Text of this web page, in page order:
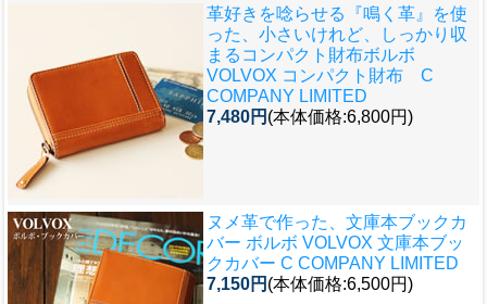
革好きを唸らせる『鳴く革』を使
った、小さいけれど、しっかり収
まるコンパクト財布ボルボ
VOLVOX コンパクト財布 C
COMPANY LIMITED
7,480円 (本体価格:6,800円)
ヌメ革で作った、文庫本ブックカ
バー ボルボ VOLVOX 文庫本ブッ
クカバー C COMPANY LIMITED
7,150円 (本体価格:6,500円)